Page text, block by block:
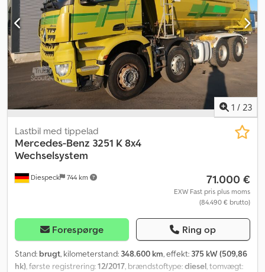
1 / 23
Diespeck 744 km
Lastbil med tippelad
Mercedes-Benz 3251 K 8x4
Wechselsystem
71.000 €
EXW Fast pris plus moms
(84.490 € brutto)
Forespørge Ring op
Stand: brugt, kilometerstand: 348.600 km, effekt: 375 kW (509,86
hk) , første registrering:12/2017 , brændstoftype:diesel , tomvægt: